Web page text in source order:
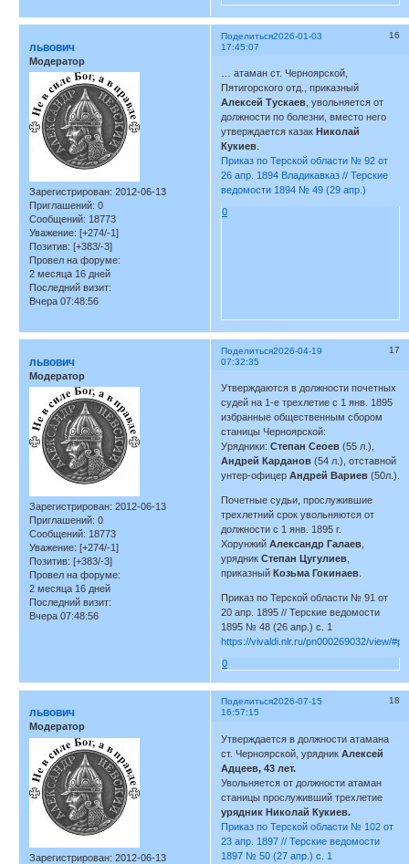
Поделиться 16
2026-01-03
17:45:07
львович
Модератор
Зарегистрирован: 2012-06-13
Приглашений: 0
Сообщений: 18773
Уважение: [+274/-1]
Позитив: [+383/-3]
Провел на форуме:
2 месяца 16 дней
Последний визит:
Вчера 07:48:56
… атаман ст. Черноярской,
Пятигорского отд., приказный
Алексей Тускаев , увольняется от
должности по болезни, вместо него
утверждается казакНиколай
Кукиев
Приказ по Терской области № 92 от
26 апр. 1894 Владикавказ // Терские
ведомости 1894 № 49 (29 апр.)
0
Поделиться 17
2026-04-19
07:32:35
львович
Модератор
Зарегистрирован: 2012-06-13
Приглашений: 0
Сообщений: 18773
Уважение: [+274/-1]
Позитив: [+383/-3]
Провел на форуме:
2 месяца 16 дней
Последний визит:
Вчера 07:48:56
Утверждаются в должности почетных
судей на 1-е трехлетие с 1 янв. 1895
избранные общественным сбором
станицы Черноярской:
Урядники:Степан Сеоев (55 л.),
Андрей Карданов (54 л.), отставной
унтер-офицерАндрей Вариев (50л.).
Почетные судьи, прослужившие
трехлетний срок увольняются от
должности с 1 янв. 1895 г.
ХорунжийАлександр Галаев,
урядникСтепан Цугулиев,
приказный Козьма Гокинаев.
Приказ по Терской области № 91 от
20 апр. 1895 // Терские ведомости
1895 № 48 (26 апр.) с. 1
https://vivaldi.nlr.ru/pn000269032/view/
0
Поделиться 18
2026-07-15
16:57:15
львович
Модератор
Зарегистрирован: 2012-06-13
Утверждается в должности атамана
ст. Черноярской, урядникАлексей
Адцеев, 43 лет.
Увольняется от должности атаман
станицы прослуживший трехлетие
урядник Николай Кукиев.
Приказ по Терской области № 102 от
23 апр. 1897 // Терские ведомости
1897 № 50 (27 апр.) с. 1